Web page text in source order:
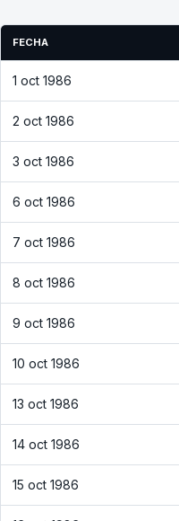
FECHA
1 oct 1986
2 oct 1986
3 oct 1986
6 oct 1986
7 oct 1986
8 oct 1986
9 oct 1986
10 oct 1986
13 oct 1986
14 oct 1986
15 oct 1986